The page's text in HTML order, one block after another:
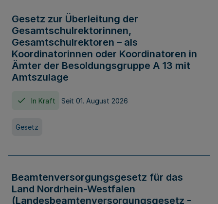
Gesetz zur Überleitung der
Gesamtschulrektorinnen,
Gesamtschulrektoren – als
Koordinatorinnen oder Koordinatoren in
Ämter der Besoldungsgruppe A 13 mit
Amtszulage
In Kraft Seit 01. August 2026
Gesetz
Beamtenversorgungsgesetz für das
Land Nordrhein-Westfalen
(Landesbeamtenversorgungsgesetz -